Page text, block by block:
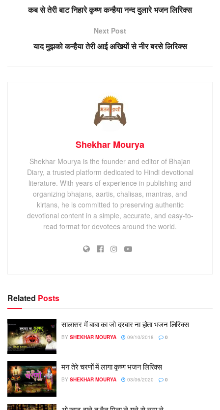
कब से तेरी बाट निहारे कृष्ण कन्हैया नन्द दुलारे भजन लिरिक्स
Next Post
याद मुझको कन्हैया तेरी आई अखियों से नीर बरसे लिरिक्स
Shekhar Mourya
Shekhar Mourya is the founder and editor of Bhajan
Diary, a trusted platform dedicated to Hindi devotional
literature. With years of experience in publishing and
organizing bhajans, aartis, chalisas, mantras, and
kirtans, he is committed to preserving authentic
devotional content in a simple, accurate, and easy-to-
read format for devotees around the world.
Related Posts
सालासर में बाबा का जो दरबार ना होता भजन लिरिक्स
BY SHEKHAR MOURYA 09/10/2018 0
मन तेरे चरणों में लागा कृष्ण भजन लिरिक्स
BY SHEKHAR MOURYA 03/06/2020 0